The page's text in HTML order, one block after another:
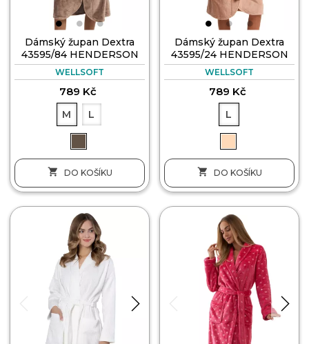
Dámský župan Dextra
43595/84 HENDERSON
WELLSOFT
789 Kč
M L
 DO KOŠÍKU
Dámský župan Dextra
43595/24 HENDERSON
WELLSOFT
789 Kč
L
 DO KOŠÍKU